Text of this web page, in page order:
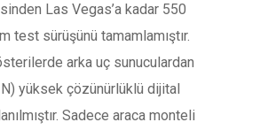
Las Vegas’a kadar 550
test sürüşünü tamamlamıştır.
arka uç sunuculardan
yüksek çözünürlüklü dijital
Sadece araca monteli